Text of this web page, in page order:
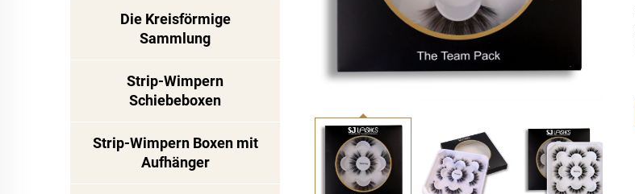
Die Kreisförmige
Sammlung
Strip-Wimpern
Schiebeboxen
Strip-Wimpern Boxen mit
Aufhänger